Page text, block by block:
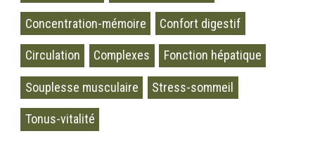
Concentration-mémoire Confort digestif
Circulation Complexes Fonction hépatique
Souplesse musculaire Stress-sommeil
Tonus-vitalité